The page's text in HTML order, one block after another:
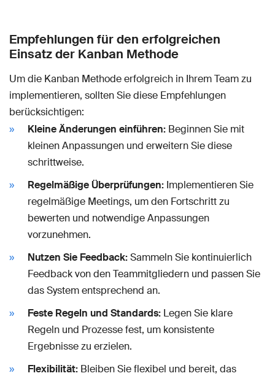
Empfehlungen für den erfolgreichen
Einsatz der Kanban Methode
Um die Kanban Methode erfolgreich in Ihrem Team zu
implementieren, sollten Sie diese Empfehlungen
berücksichtigen:
Kleine Änderungen einführen: Beginnen Sie mit
kleinen Anpassungen und erweitern Sie diese
schrittweise.
Regelmäßige Überprüfungen: Implementieren Sie
regelmäßige Meetings, um den Fortschritt zu
bewerten und notwendige Anpassungen
vorzunehmen.
Nutzen Sie Feedback:Sammeln Sie kontinuierlich
Feedback von den Teammitgliedern und passen Sie
das System entsprechend an.
Feste Regeln und Standards: Legen Sie klare
Regeln und Prozesse fest, um konsistente
Ergebnisse zu erzielen.
Flexibilität: Bleiben Sie flexibel und bereit, das